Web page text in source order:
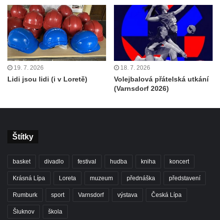
19. 7. 2026
Lidi jsou lidi (i v Loretě)
18. 7. 2026
Volejbalová přátelská utkání
(Varnsdorf 2026)
Štítky
basket divadlo festival hudba kniha koncert
Krásná Lípa Loreta muzeum přednáška představení
Rumburk sport Varnsdorf výstava Česká Lípa
Šluknov škola